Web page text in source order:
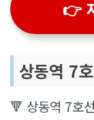
👉
상동역 7
🔻 상동역 7호